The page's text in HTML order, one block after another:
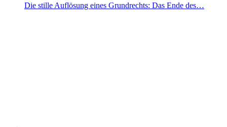
Die stille Auflösung eines Grundrechts: Das Ende des…